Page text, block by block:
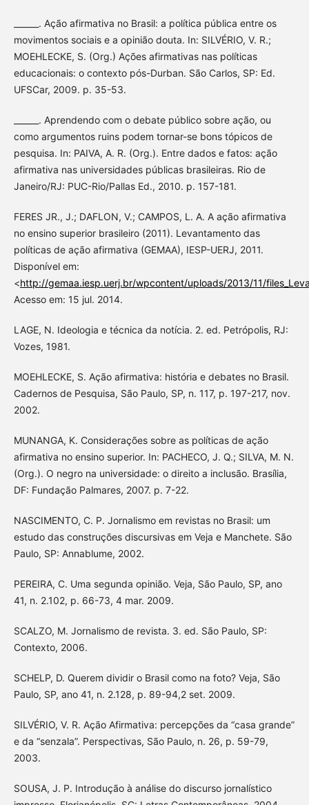
______. Ação afirmativa no Brasil: a política pública entre os
movimentos sociais e a opinião douta. In: SILVÉRIO, V. R.;
MOEHLECKE, S. (Org.) Ações afirmativas nas políticas
educacionais: o contexto pós-Durban. São Carlos, SP: Ed.
UFSCar, 2009. p. 35-53.
______. Aprendendo com o debate público sobre ação, ou
como argumentos ruins podem tornar-se bons tópicos de
pesquisa. In: PAIVA, A. R. (Org.). Entre dados e fatos: ação
afirmativa nas universidades públicas brasileiras. Rio de
Janeiro/RJ: PUC-Rio/Pallas Ed., 2010. p. 157-181.
FERES JR., J.; DAFLON, V.; CAMPOS, L. A. A ação afirmativa
no ensino superior brasileiro (2011). Levantamento das
políticas de ação afirmativa (GEMAA), IESP-UERJ, 2011.
Disponível em:
<http://gemaa.iesp.uerj.br/wpcontent/uploads/2013/11/
Acesso em: 15 jul. 2014.
LAGE, N. Ideologia e técnica da notícia. 2. ed. Petrópolis, RJ:
Vozes, 1981.
MOEHLECKE, S. Ação afirmativa: história e debates no Brasil.
Cadernos de Pesquisa, São Paulo, SP, n. 117, p. 197-217, nov.
2002.
MUNANGA, K. Considerações sobre as políticas de ação
afirmativa no ensino superior. In: PACHECO, J. Q.; SILVA, M. N.
(Org.). O negro na universidade: o direito a inclusão. Brasília,
DF: Fundação Palmares, 2007. p. 7-22.
NASCIMENTO, C. P. Jornalismo em revistas no Brasil: um
estudo das construções discursivas em Veja e Manchete. São
Paulo, SP: Annablume, 2002.
PEREIRA, C. Uma segunda opinião. Veja, São Paulo, SP, ano
41, n. 2.102, p. 66-73, 4 mar. 2009.
SCALZO, M. Jornalismo de revista. 3. ed. São Paulo, SP:
Contexto, 2006.
SCHELP, D. Querem dividir o Brasil como na foto? Veja, São
Paulo, SP, ano 41, n. 2.128, p. 89-94,2 set. 2009.
SILVÉRIO, V. R. Ação Afirmativa: percepções da “casa grande”
e da “senzala”. Perspectivas, São Paulo, n. 26, p. 59-79,
2003.
SOUSA, J. P. Introdução à análise do discurso jornalístico